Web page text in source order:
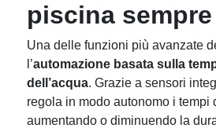
piscina
Una delle funzioni più avanzate
l’automazione basata sulla
dell’acqua. Grazie a sensori
regola in modo autonomo i tempi
aumentando o diminuendo la